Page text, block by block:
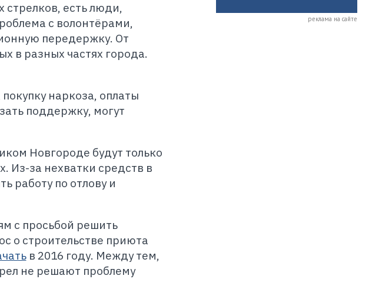
стрелков, есть люди,
с волонтёрами,
передержку. От
в разных частях города.
наркоза, оплаты
поддержку, могут
Новгороде будут только
Из-за нехватки средств в
работу по отлову и
с просьбой решить
о строительстве приюта
в 2016 году. Между тем,
не решают проблему
реклама на сайте